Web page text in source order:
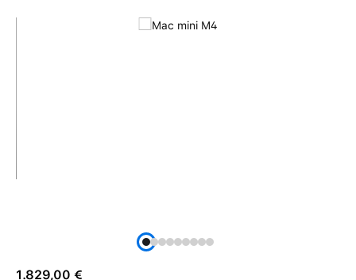
Bildergalerie überspringen
Regulärer Preis:
1.829,00 €